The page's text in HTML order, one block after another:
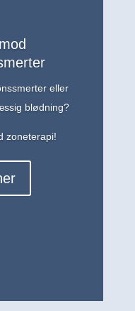
eller
blødning?
zoneterapi!